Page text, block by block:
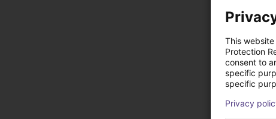
This
Protection
consent to
specific
specific
Privacy